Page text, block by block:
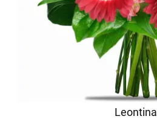
Leontina